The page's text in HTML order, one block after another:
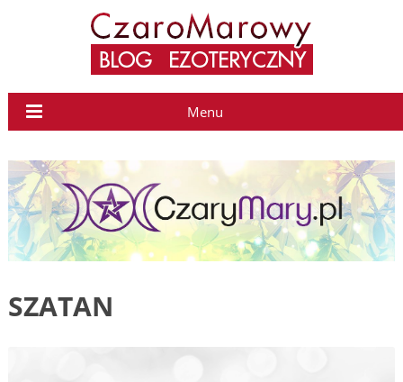
Menu
SZATAN